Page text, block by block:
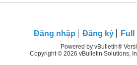
Ðăng nhập Đăng ký Full
Powered by vBulletin®
Copyright © 2026 vBulletin Solutions,